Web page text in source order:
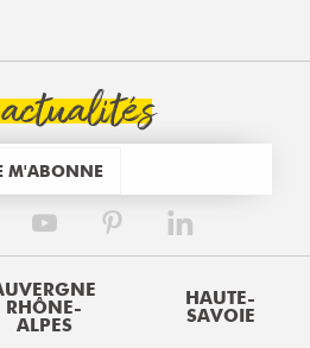
M'ABONNE
RHÔNE-
ALPES
HAUTE-
SAVOIE